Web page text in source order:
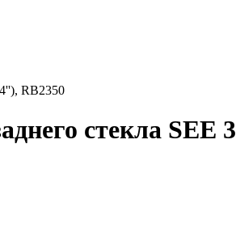
RB2350
стекла SEE